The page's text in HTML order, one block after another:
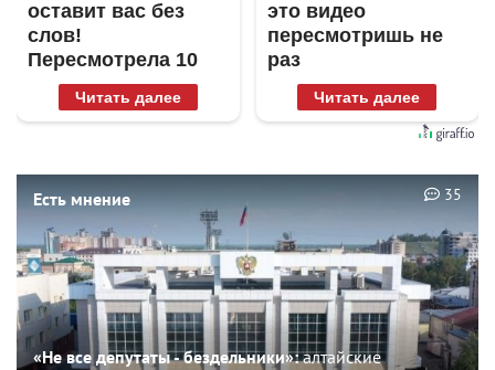
оставит вас без
слов!
Пересмотрела 10
раз
Читать далее
это видео
пересмотришь не
раз
Читать далее
Есть мнение
«Не все депутаты - бездельники»:алтайские
35